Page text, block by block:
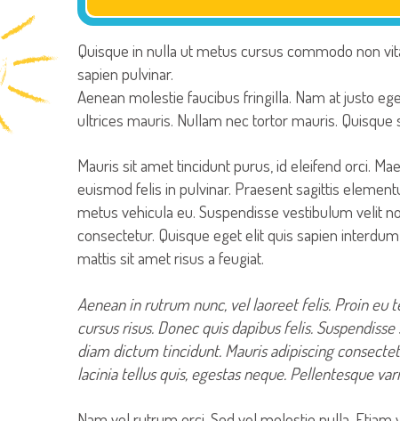
Quisque in nulla ut metus cursus commodo non
sapien pulvinar.
Aenean molestie faucibus fringilla. Nam at justo
ultrices mauris. Nullam nec tortor mauris.
Mauris sit amet tincidunt purus, id eleifend orci.
euismod felis in pulvinar. Praesent sagittis
metus vehicula eu. Suspendisse vestibulum velit
consectetur. Quisque eget elit quis sapien
mattis sit amet risus a feugiat.
Aenean in rutrum nunc, vel laoreet felis. Proin
cursus risus. Donec quis dapibus felis.
diam dictum tincidunt. Mauris adipiscing
lacinia tellus quis, egestas neque. Pellentesque